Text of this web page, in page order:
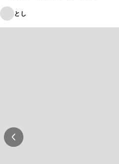
とし